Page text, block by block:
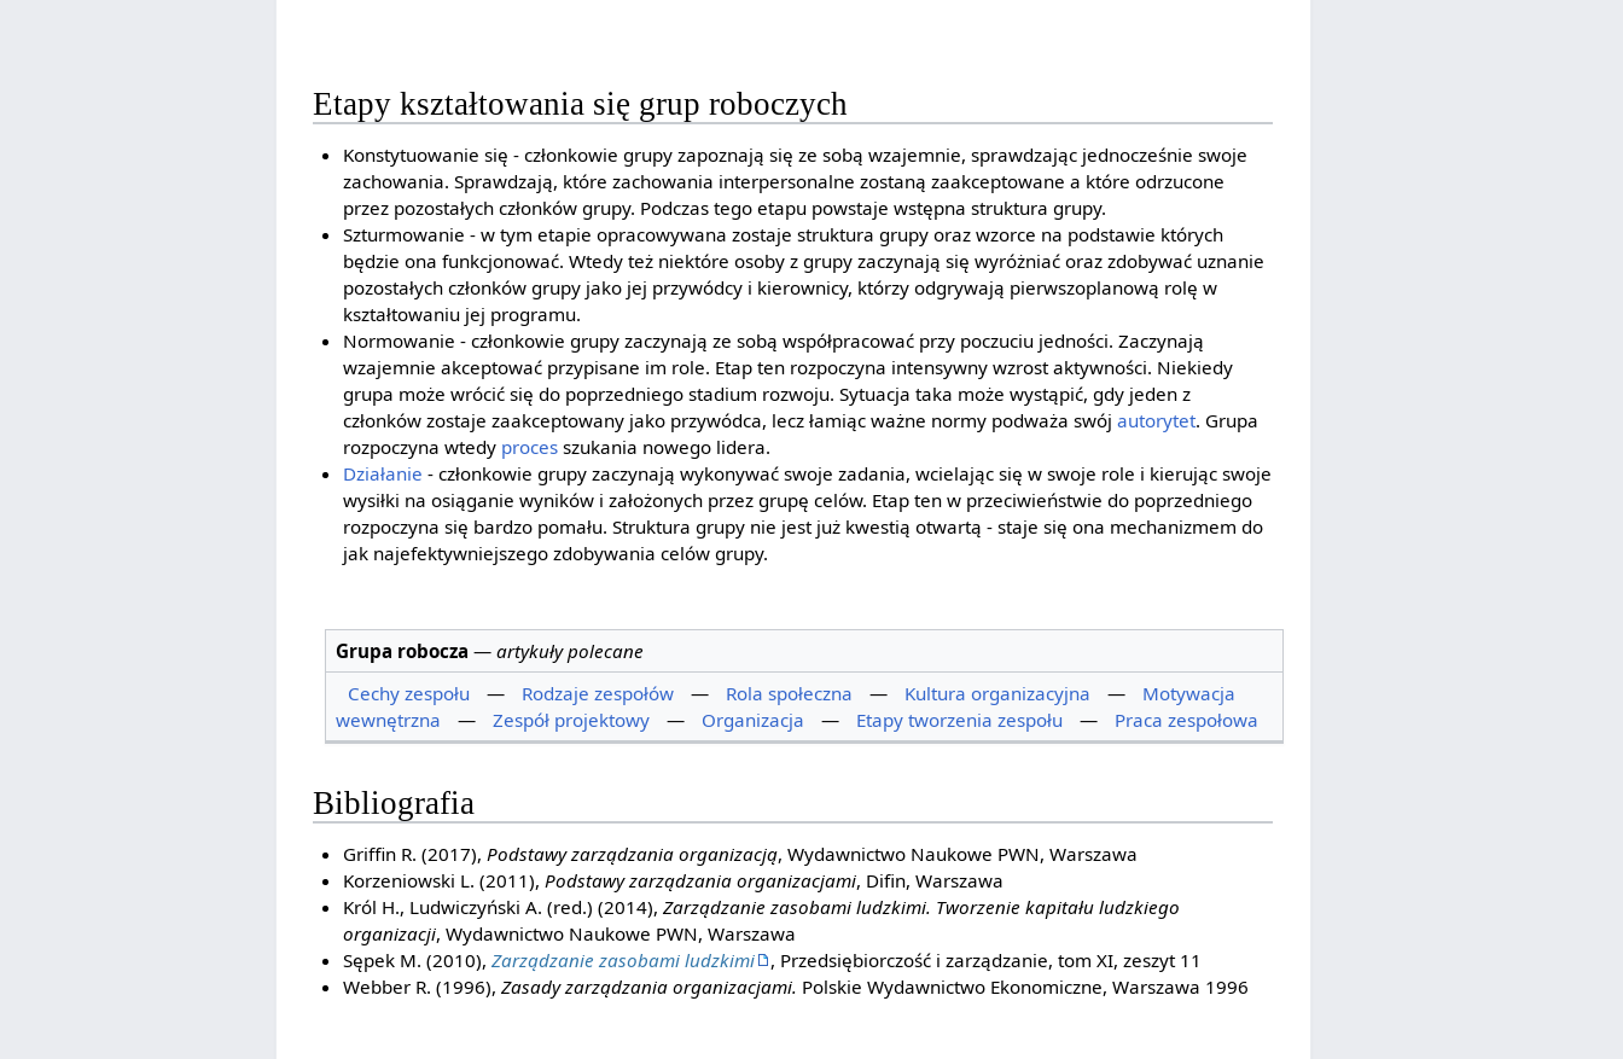
Etapy kształtowania się grup roboczych
Konstytuowanie się - członkowie grupy zapoznają się ze sobą wzajemnie, sprawdzając jednocześnie swoje
zachowania. Sprawdzają, które zachowania interpersonalne zostaną zaakceptowane a które odrzucone
przez pozostałych członków grupy. Podczas tego etapu powstaje wstępna struktura grupy.
Szturmowanie - w tym etapie opracowywana zostaje struktura grupy oraz wzorce na podstawie których
będzie ona funkcjonować. Wtedy też niektóre osoby z grupy zaczynają się wyróżniać oraz zdobywać uznanie
pozostałych członków grupy jako jej przywódcy i kierownicy, którzy odgrywają pierwszoplanową rolę w
kształtowaniu jej programu.
Normowanie - członkowie grupy zaczynają ze sobą współpracować przy poczuciu jedności. Zaczynają
wzajemnie akceptować przypisane im role. Etap ten rozpoczyna intensywny wzrost aktywności. Niekiedy
grupa może wrócić się do poprzedniego stadium rozwoju. Sytuacja taka może wystąpić, gdy jeden z
członków zostaje zaakceptowany jako przywódca, lecz łamiąc ważne normy podważa swój autorytet. Grupa
rozpoczyna wtedy processzukania nowego lidera.
Działanie - członkowie grupy zaczynają wykonywać swoje zadania, wcielając się w swoje role i kierując swoje
wysiłki na osiąganie wyników i założonych przez grupę celów. Etap ten w przeciwieństwie do poprzedniego
rozpoczyna się bardzo pomału. Struktura grupy nie jest już kwestią otwartą - staje się ona mechanizmem do
jak najefektywniejszego zdobywania celów grupy.
Grupa robocza — artykuły polecane
Cechy zespołu
— Rodzaje zespołów — Rola społeczna — Kultura organizacyjna —
Motywacja
wewnętrzna
— Zespół projektowy — Organizacja — Etapy tworzenia zespołu — Praca zespołowa
Bibliografia
Griffin R. (2017), Podstawy zarządzania organizacją, Wydawnictwo Naukowe PWN, Warszawa
Korzeniowski L. (2011), Podstawy zarządzania organizacjami, Difin, Warszawa
Król H., Ludwiczyński A. (red.) (2014), Zarządzanie zasobami ludzkimi. Tworzenie kapitału ludzkiego
organizacji, Wydawnictwo Naukowe PWN, Warszawa
Sępek M. (2010), Zarządzanie zasobami ludzkimi
, Przedsiębiorczość i zarządzanie, tom XI, zeszyt 11
Webber R. (1996), Zasady zarządzania organizacjami. Polskie Wydawnictwo Ekonomiczne, Warszawa 1996